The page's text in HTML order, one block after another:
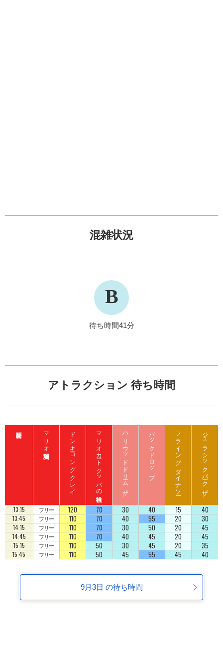
混雑状況
B
待ち時間41分
アトラクション 待ち時間
マリオ入場整理券 ド
ン
キ
ーコ
ン
グ
ク
レ
イ
ジ
ート
ロ
ッ
コ
マリオカート クッパの挑戦状 ハ
リ
ウ
ッ
ド
ド
リ
ーム
ザ
ラ
イ
ド
バックドロップ フライング ダイナソー ジ
ュ
ラ
シ
ッ
ク
パ
ーク
ザ
ラ
イ
ド
13:15 フリー 120 70 30 40 15 40
13:45 フリー 110 70 40 55 20 30
14:15 フリー 110 70 30 50 20 45
14:45 フリー 110 70 40 45 20 45
15:15 フリー 110 50 30 45 20 35
15:45 フリー 110 50 45 55 45 40
9月3日 の待ち時間